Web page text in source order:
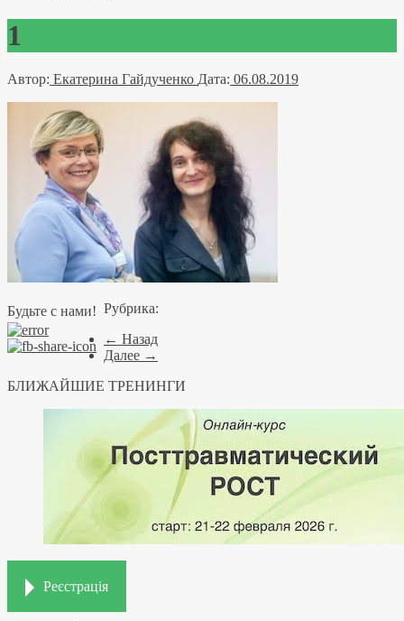
1
Автор: Екатерина Гайдученко Дата: 06.08.2019
Будьте с нами! Рубрика:
← Назад
Далее →
БЛИЖАЙШИЕ ТРЕНИНГИ
Реєстрація